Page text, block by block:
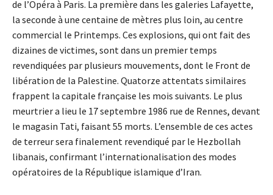
de l’Opéra à Paris. La première dans les galeries Lafayette,
la seconde à une centaine de mètres plus loin, au centre
commercial le Printemps. Ces explosions, qui ont fait des
dizaines de victimes, sont dans un premier temps
revendiquées par plusieurs mouvements, dont le Front de
libération de la Palestine. Quatorze attentats similaires
frappent la capitale française les mois suivants. Le plus
meurtrier a lieu le 17 septembre 1986 rue de Rennes, devant
le magasin Tati, faisant 55 morts. L’ensemble de ces actes
de terreur sera finalement revendiqué par le Hezbollah
libanais, confirmant l’internationalisation des modes
opératoires de la République islamique d’Iran.